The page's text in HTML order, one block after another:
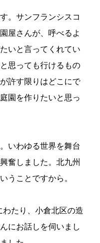
。サンフランシスコ
屋さんが、呼べるよ
いと言ってくれてい
思っても行けるもの
許す限りはどこにで
園を作りたいと思っ
いわゆる世界を舞台
奮しました。北九州
うことですから。
たり、小倉北区の造
にお話しを伺いまし